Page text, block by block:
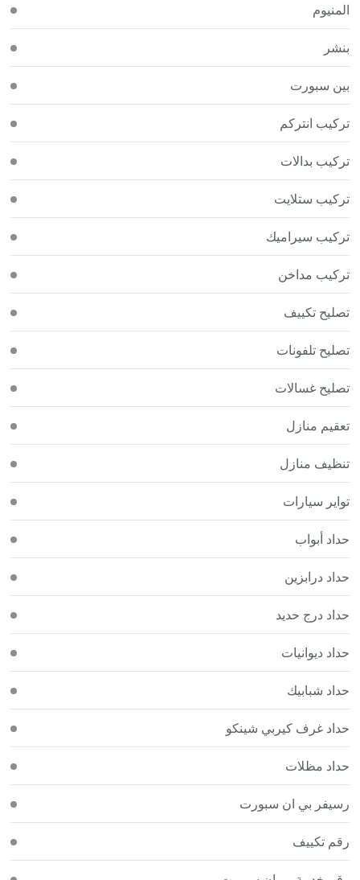
المنيوم
بنشر
بين سبورت
تركيب انتركم
تركيب بدالات
تركيب ستلايت
تركيب سيراميك
تركيب مداخن
تصليح تكييف
تصليح تلفونات
تصليح غسالات
تعقيم منازل
تنظيف منازل
تواير سيارات
حداد أبواب
حداد درابزين
حداد درج حديد
حداد ديوانيات
حداد شبابيك
حداد غرف كيربي شينكو
حداد مظلات
رسيفر بي ان سبورت
رقم تكييف